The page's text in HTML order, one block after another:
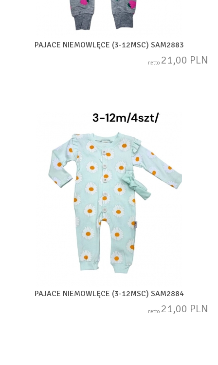
PAJACE NIEMOWLĘCE (3-12MSC) SAM2883
netto 21,00 PLN
PAJACE NIEMOWLĘCE (3-12MSC) SAM2884
netto 21,00 PLN